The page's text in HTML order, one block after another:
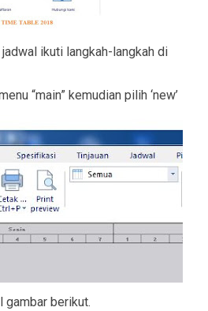
ikuti langkah-langkah di
“main” kemudian pilih ‘new’
gambar berikut.